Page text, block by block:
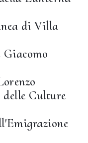
di Villa
delle Culture